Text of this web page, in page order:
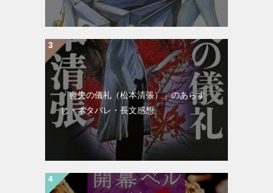
「喪失の儀礼（松本清張）」のあらす
じ・ネタバレ・長文感想